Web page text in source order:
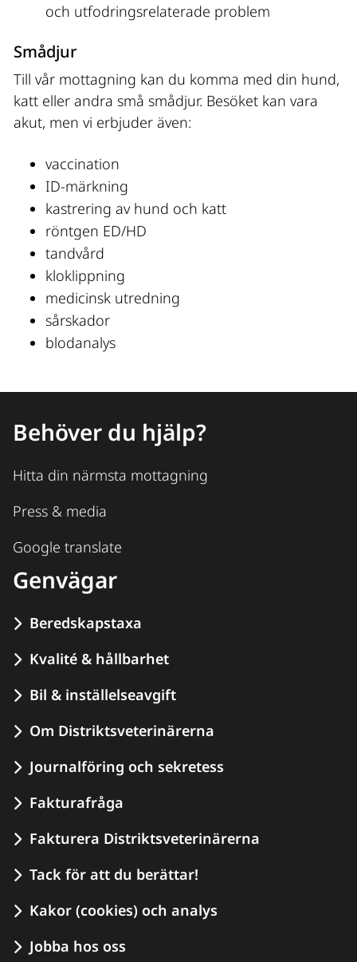
och utfodringsrelaterade problem
Smådjur
Till vår mottagning kan du komma med din hund,
katt eller andra små smådjur. Besöket kan vara
akut, men vi erbjuder även:
vaccination
ID-märkning
kastrering av hund och katt
röntgen ED/HD
tandvård
kloklippning
medicinsk utredning
sårskador
blodanalys
Behöver du hjälp?
Hitta din närmsta mottagning
Press & media
Google translate
Genvägar
Beredskapstaxa
Kvalité & hållbarhet
Bil & inställelseavgift
Om Distriktsveterinärerna
Journalföring och sekretess
Fakturafråga
Fakturera Distriktsveterinärerna
Tack för att du berättar!
Kakor (cookies) och analys
Jobba hos oss